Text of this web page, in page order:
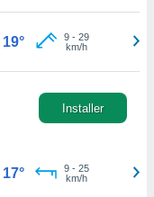
19° 9- 29
km/h
Installer
17° 9- 25
km/h